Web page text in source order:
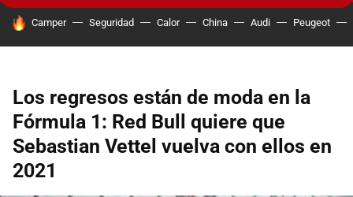
HOY SE HABLA DE
Camper Seguridad Calor China Audi Peugeot
Los regresos están de moda en la
Fórmula 1: Red Bull quiere que
Sebastian Vettel vuelva con ellos en
2021